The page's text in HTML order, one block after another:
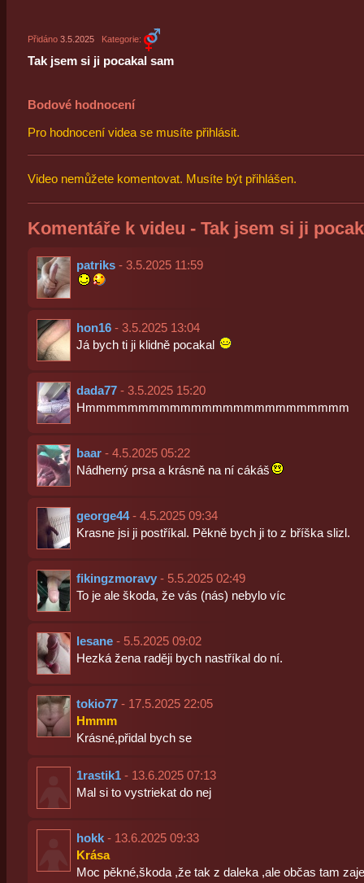
Přidáno 3.5.2025 Kategorie:
Tak jsem si ji pocakal sam
Bodové hodnocení
Pro hodnocení videa se musíte přihlásit.
Video nemůžete komentovat. Musíte být přihlášen.
Komentáře k videu - Tak jsem si ji
patriks- 3.5.2025 11:59
hon16- 3.5.2025 13:04
Já bych ti ji klidně pocakal
dada77- 3.5.2025 15:20
Hmmmmmmmmmmmmmmmmmmmmmmmmm
baar- 4.5.2025 05:22
Nádherný prsa a krásně na ní cákáš
george44- 4.5.2025 09:34
Krasne jsi ji postříkal. Pěkně bych ji to z bříška slizl.
fikingzmoravy- 5.5.2025 02:49
To je ale škoda, že vás (nás) nebylo víc
lesane- 5.5.2025 09:02
Hezká žena raději bych nastříkal do ní.
tokio77- 17.5.2025 22:05
Hmmm
Krásné,přidal bych se
1rastik1- 13.6.2025 07:13
Mal si to vystriekat do nej
hokk- 13.6.2025 09:33
Krása
Moc pěkné,škoda ,že tak z daleka ,ale občas tam